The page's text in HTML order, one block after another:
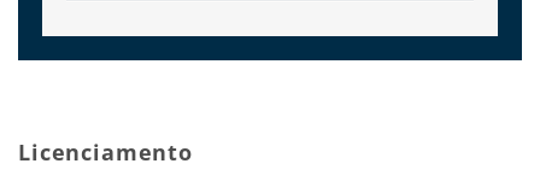
Licenciamento